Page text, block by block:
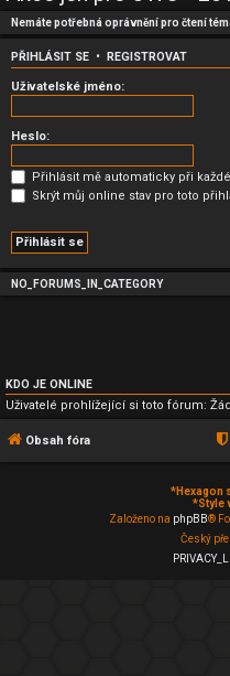
Nemáte potřebná oprávnění pro čtení
PŘIHLÁSIT SE • REGISTROVAT
Uživatelské jméno:
Heslo:
Přihlásit mě automaticky při
Skrýt můj online stav pro toto
NO_FORUMS_IN_CATEGORY
KDO JE ONLINE
Uživatelé prohlížející si toto fórum:
Obsah fóra
*Hexagon
*Style
Založeno na phpBB®
Český